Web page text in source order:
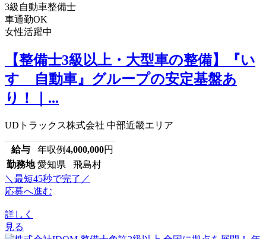
3級自動車整備士
車通勤OK
女性活躍中
【整備士3級以上・大型車の整備】『い
すゞ自動車』グループの安定基盤あ
り！｜...
UDトラックス株式会社 中部近畿エリア
給与 年収例4,000,000円
勤務地 愛知県 飛島村
＼最短45秒で完了／
応募へ進む
詳しく
見る